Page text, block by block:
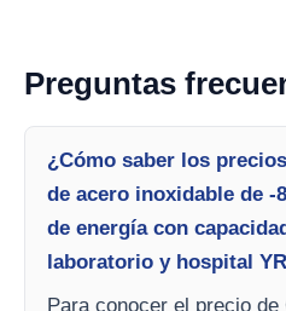
Preguntas
¿Cómo saber los
de acero inoxidable de -
de energía con
laboratorio y hospital
Para conocer el precio de